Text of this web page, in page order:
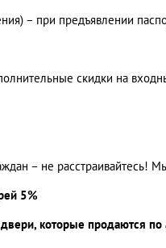
– при предъявлении
скидки на
– не расстраивайтесь!
5%
которые продаются по